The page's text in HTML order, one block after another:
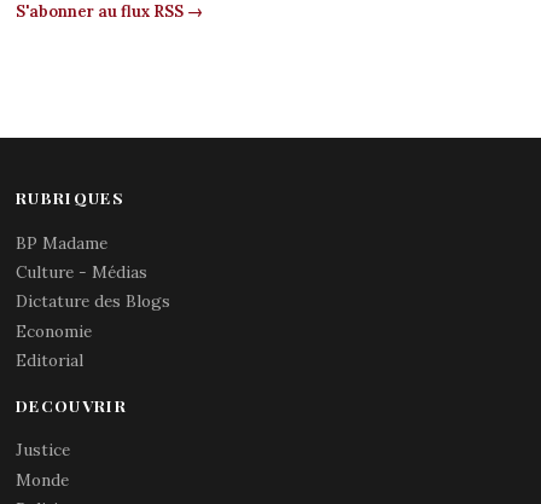
S'abonner au flux RSS →
RUBRIQUES
BP Madame
Culture - Médias
Dictature des Blogs
Economie
Editorial
DECOUVRIR
Justice
Monde